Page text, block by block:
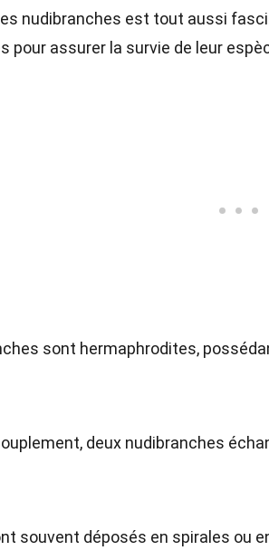
nudibranches est tout aussi
pour assurer la survie de leur
sont hermaphrodites,
deux nudibranches
souvent déposés en spirales ou